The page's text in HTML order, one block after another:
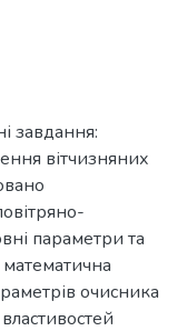
завдання:
вітчизняних
параметри та
очисника